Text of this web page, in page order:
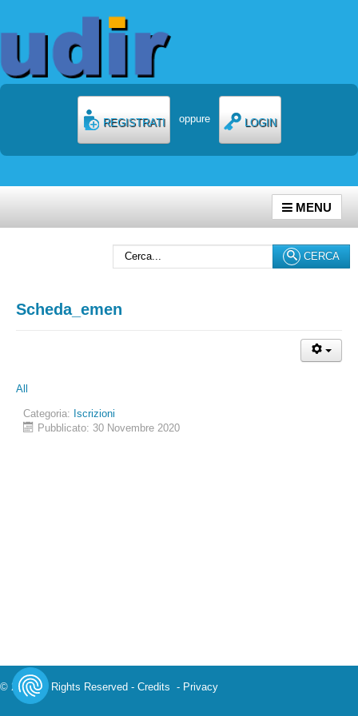
REGISTRATI oppure LOGIN
MENU
CERCA
Scheda_emen
All
Categoria: Iscrizioni
Pubblicato: 30 Novembre 2020
© 2023 All Rights Reserved - Credits - Privacy